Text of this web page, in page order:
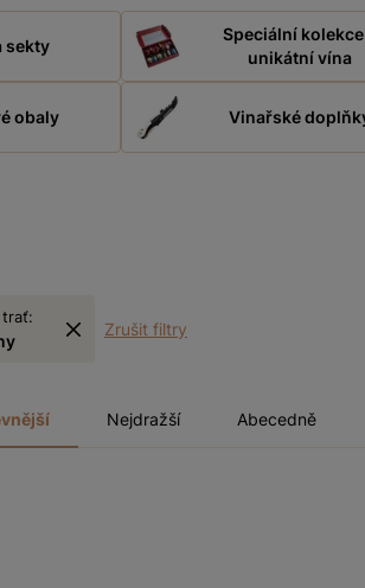
sekty
Speciální kolekce
unikátní vína
obaly Vinařské
Zrušit filtry
Nejdražší Abecedně